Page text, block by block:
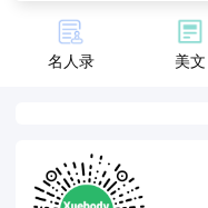
名人录 美文